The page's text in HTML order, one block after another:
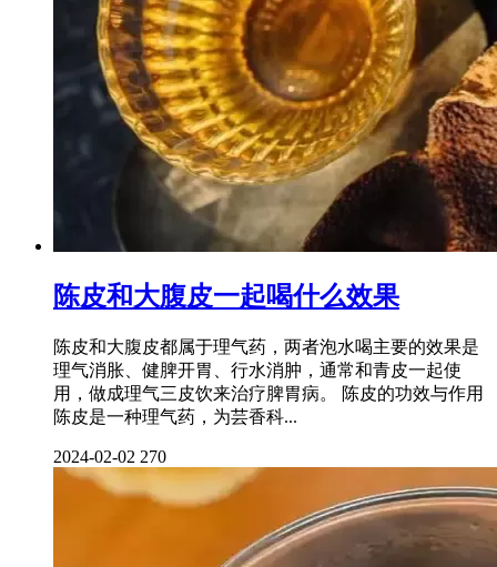
陈皮和大腹皮一起喝什么效果
陈皮和大腹皮都属于理气药，两者泡水喝主要的效果是
理气消胀、健脾开胃、行水消肿，通常和青皮一起使
用，做成理气三皮饮来治疗脾胃病。 陈皮的功效与作用
陈皮是一种理气药，为芸香科...
2024-02-02 270